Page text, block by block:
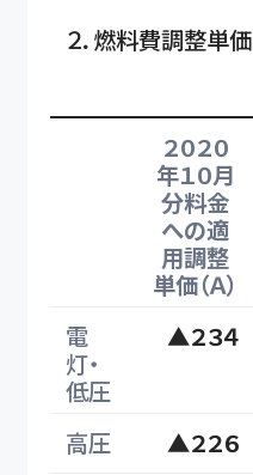
２．燃料費調整単価
２０２０
年１０月
分料金
への適
用調整
単価（Ａ）
電
灯・
低圧
▲２３４
高圧 ▲２２６